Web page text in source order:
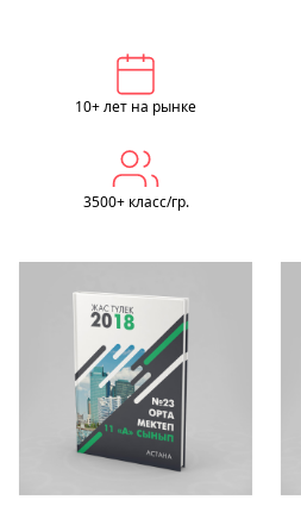
10+ лет на рынке
3500+ класс/гр.